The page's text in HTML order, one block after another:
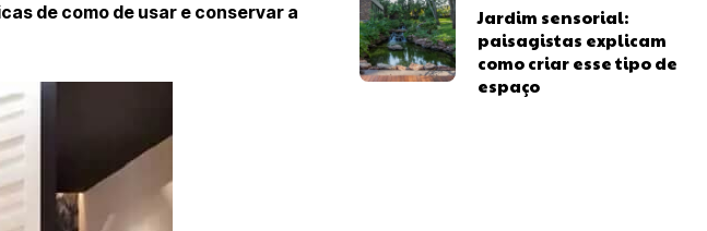
de como de usar e conservar a
Jardim sensorial:
paisagistas explicam
como criar esse tipo de
espaço